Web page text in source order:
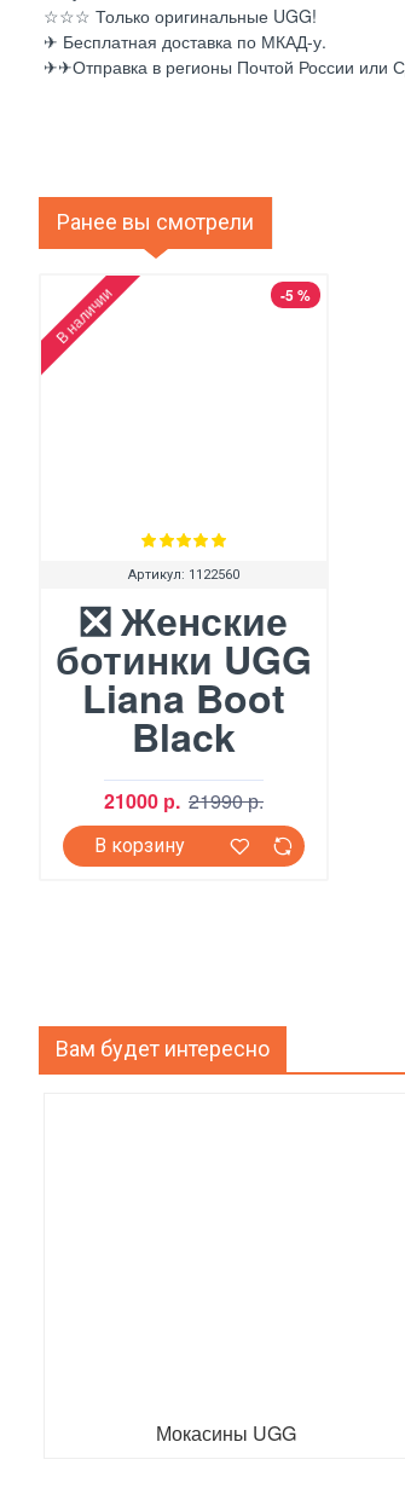
☆☆☆ Только оригинальные UGG!
✈ Бесплатная доставка по МКАД-у.
✈✈Отправка в регионы Почтой России или
Ранее вы смотрели
-5 %
В наличии
Артикул: 1122560
❎ Женские
ботинки UGG
Liana Boot
Black
21000 р. 21990 р.
В корзину
Вам будет интересно
Мокасины UGG